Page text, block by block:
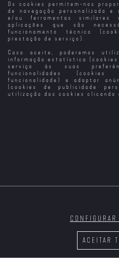
Os cookies permitem-nos
de navegação personalizada e
e/ou ferramentas similares
aplicações que são
funcionamento técnico
prestação de serviço).
Caso aceite, poderemos
informação estatística
serviço às suas
funcionalidades
funcionalidade) e adaptar
(cookies de publicidade
utilização dos cookies clicando
ACEITAR
CONFIGURAR
Dívida de
Sangue
Splitsville –
Amor em Maus
Lençóis